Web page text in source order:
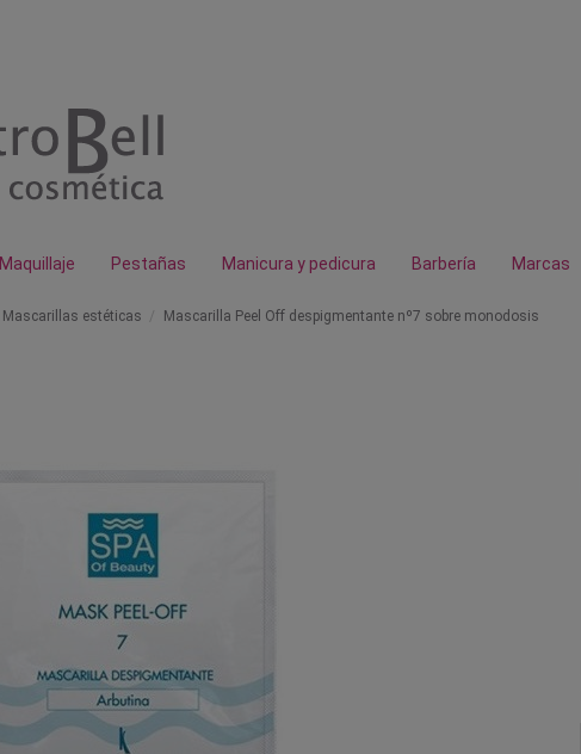
Maquillaje Pestañas Manicura y pedicura Barbería Marcas
Mascarillas estéticas Mascarilla Peel Off despigmentante nº7 sobre monodosis